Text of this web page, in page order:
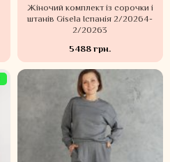
Жіночий комплект із сорочки і
штанів Gisela Іспанія 2/20264-
2/20263
5488 грн.